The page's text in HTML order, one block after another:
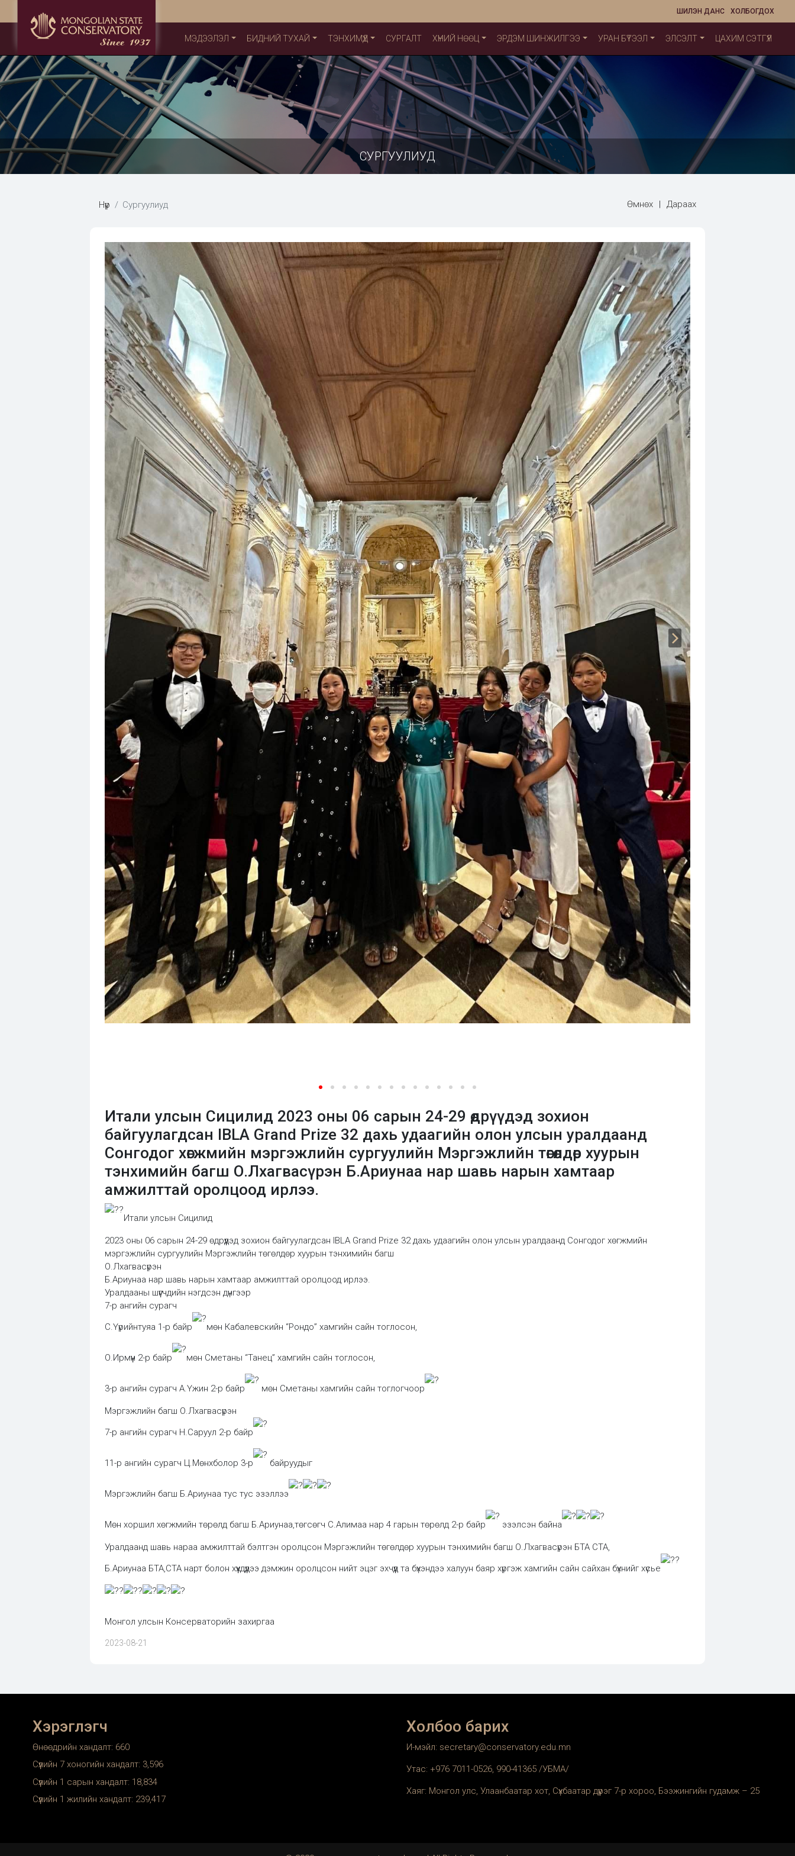
ХОЛБОГДОХ
ШИЛЭН ДАНС
МЭДЭЭЛЭЛ БИДНИЙ ТУХАЙ ТЭНХИМҮҮД СУРГАЛТ ХҮНИЙ НӨӨЦ ЭРДЭМ ШИНЖИЛГЭЭ УРАН БҮТЭЭЛ ЭЛСЭЛТ ЦАХИМ СЭТГҮҮЛ
СУРГУУЛИУД
Нүүр Сургуулиуд Өмнөх | Дараах
Итали улсын Сицилид 2023 оны 06 сарын 24-29 өдрүүдэд зохион
байгуулагдсан IBLA Grand Prize 32 дахь удаагийн олон улсын уралдаанд
Сонгодог хөгжмийн мэргэжлийн сургуулийн Мэргэжлийн төгөлдөр хуурын
тэнхимийн багш О.Лхагвасүрэн Б.Ариунаа нар шавь нарын хамтаар
амжилттай оролцоод ирлээ.
Итали улсын Сицилид
2023 оны 06 сарын 24-29 өдрүүдэд зохион байгуулагдсан IBLA Grand Prize 32 дахь удаагийн олон улсын уралдаанд Сонгодог хөгжмийн
мэргэжлийн сургуулийн Мэргэжлийн төгөлдөр хуурын тэнхимийн багш
О.Лхагвасүрэн
Б.Ариунаа нар шавь нарын хамтаар амжилттай оролцоод ирлээ.
Уралдааны шүүгчдийн нэгдсэн дүнгээр
7-р ангийн сурагч
С.Үүрийнтуяа 1-р байр
мөн Кабалевскийн “Рондо” хамгийн сайн тоглосон,
О.Ирмүүн 2-р байр мөн Сметаны “Танец” хамгийн сайн тоглосон,
3-р ангийн сурагч А.Үжин 2-р байр мөн Сметаны хамгийн сайн тоглогчоор
Мэргэжлийн багш О.Лхагвасүрэн
7-р ангийн сурагч Н.Саруул 2-р байр
11-р ангийн сурагч Ц.Мөнхболор 3-р байруудыг
Мэргэжлийн багш Б.Ариунаа тус тус эзэллээ
Мөн хоршил хөгжмийн төрөлд багш Б.Ариунаа,төгсөгч С.Алимаа нар 4 гарын төрөлд 2-р байр эзэлсэн байна
Уралдаанд шавь нараа амжилттай бэлтгэн оролцсон Мэргэжлийн төгөлдөр хуурын тэнхимийн багш О.Лхагвасүрэн БТА СТА,
Б.Ариунаа БТА,СТА нарт болон хүүхдүүдээ дэмжин оролцсон нийт эцэг эхчүүд та бүхэндээ халуун баяр хүргэж хамгийн сайн сайхан бүхнийг хүсье
Монгол улсын Консерваторийн захиргаа
2023-08-21
Хэрэглэгч
Өнөөдрийн хандалт: 660
Сүүлийн 7 хоногийн хандалт: 3,596
Сүүлийн 1 сарын хандалт: 18,834
Сүүлийн 1 жилийн хандалт: 239,417
Холбоо барих
И-мэйл: secretary@conservatory.edu.mn
Утас: +976 7011-0526, 990-41365 /УБМА/
Хаяг: Монгол улс, Улаанбаатар хот, Сүхбаатар дүүрэг 7-р хороо, Бээжингийн гудамж – 25